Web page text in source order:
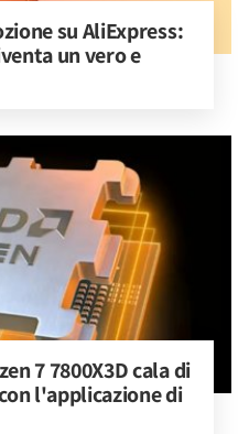
su AliExpress:
un vero e
7 7800X3D cala di
l'applicazione di